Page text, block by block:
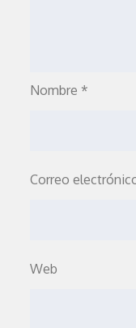
Nombre *
Correo
Web